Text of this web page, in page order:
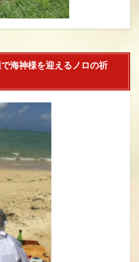
海神様を迎えるノロの祈